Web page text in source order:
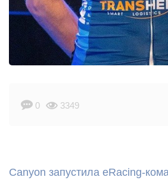
0 3349
Canyon запустила eRacing-